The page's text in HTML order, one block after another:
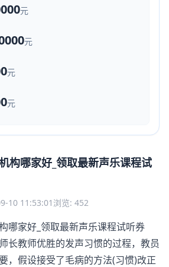
元
元
元
元
构哪家好_领取最新声乐课程试
10 11:53:01 浏览: 452
哪家好_领取最新声乐课程试听券
教师优胜的发声习惯的过程，教员
，假设接受了毛病的方法(习惯)改正